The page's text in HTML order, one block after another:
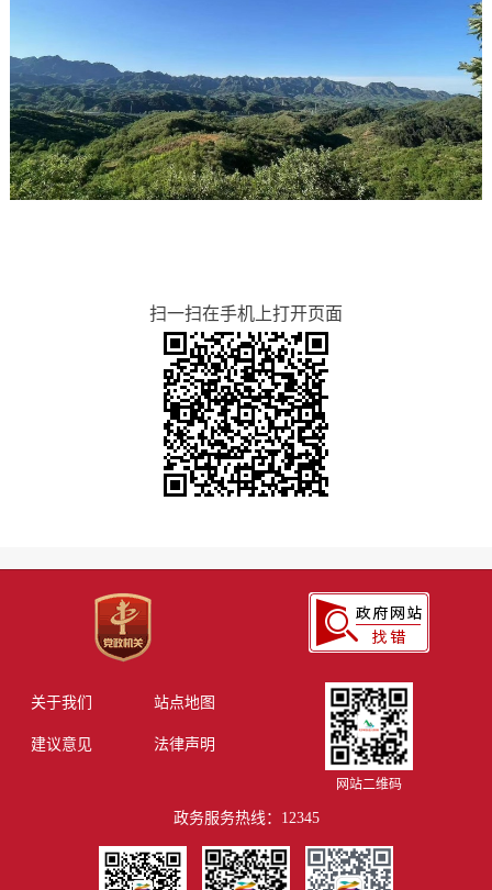
扫一扫在手机上打开页面
关于我们 站点地图
建议意见 法律声明
网站二维码
政务服务热线：12345